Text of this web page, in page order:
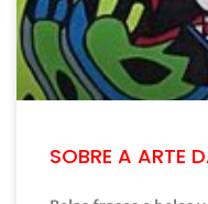
SOBRE A ARTE